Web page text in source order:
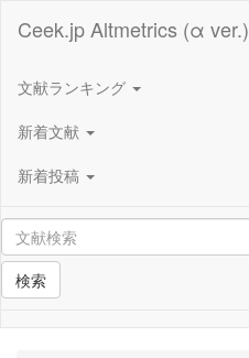
Ceek.jp Altmetrics (α ver.)
文献ランキング
新着文献
新着投稿
検索